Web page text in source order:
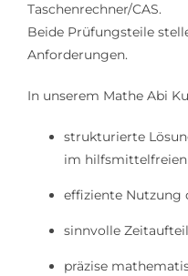
Taschenrechner/CAS.
Beide Prüfungsteile
Anforderungen.
In unserem Mathe Abi
strukturierte
im hilfsmittelfreien
effiziente Nutzung
sinnvolle
präzise